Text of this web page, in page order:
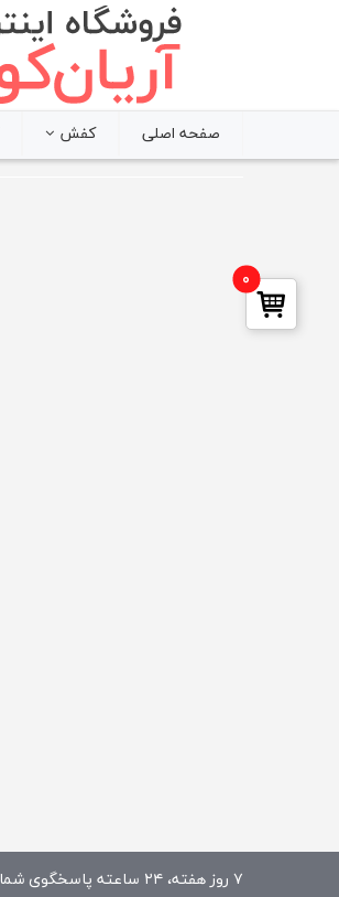
صفحه اصلی کفش
۷ روز هفته، ۲۴ ساعته پاسخگوی شما هستیم.
0